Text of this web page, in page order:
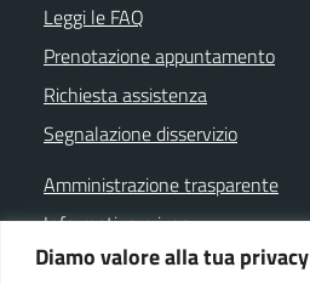
Diamo valore alla tua privacy
Leggi le FAQ
Prenotazione appuntamento
Richiesta assistenza
Segnalazione disservizio
Amministrazione trasparente
Informativa privacy
Note legali